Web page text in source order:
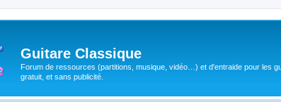
Guitare Classique
Forum de ressources (partitions, musique, vidéo…) et d'entraide pour les
gratuit, et sans publicité.